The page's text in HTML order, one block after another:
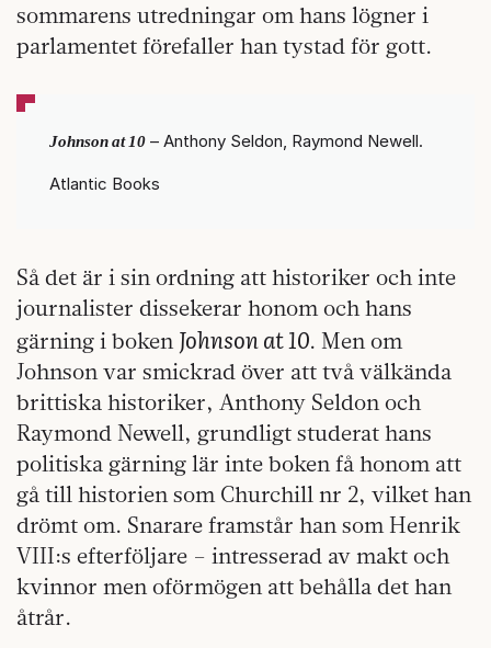
sommarens utredningar om hans lögner i
parlamentet förefaller han tystad för gott.
Johnson at 10 – Anthony Seldon, Raymond Newell.
Atlantic Books
Så det är i sin ordning att historiker och inte
journalister dissekerar honom och hans
gärning i boken Johnson at 10. Men om
Johnson var smickrad över att två välkända
brittiska historiker, Anthony Seldon och
Raymond Newell, grundligt studerat hans
politiska gärning lär inte boken få honom att
gå till historien som Churchill nr 2, vilket han
drömt om. Snarare framstår han som Henrik
VIII:s efterföljare – intresserad av makt och
kvinnor men oförmögen att behålla det han
åtrår.